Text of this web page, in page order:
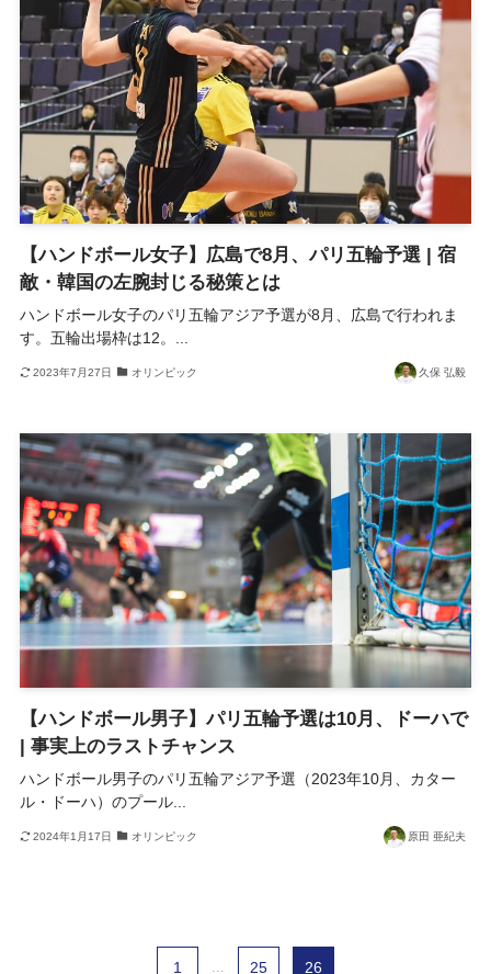
【ハンドボール女子】広島で8月、パリ五輪予選 | 宿
敵・韓国の左腕封じる秘策とは
ハンドボール女子のパリ五輪アジア予選が8月、広島で行われま
す。五輪出場枠は12。...
2023年7月27日 オリンピック 久保 弘毅
【ハンドボール男子】パリ五輪予選は10月、ドーハで
| 事実上のラストチャンス
ハンドボール男子のパリ五輪アジア予選（2023年10月、カター
ル・ドーハ）のプール...
2024年1月17日 オリンピック 原田 亜紀夫
1 25 26